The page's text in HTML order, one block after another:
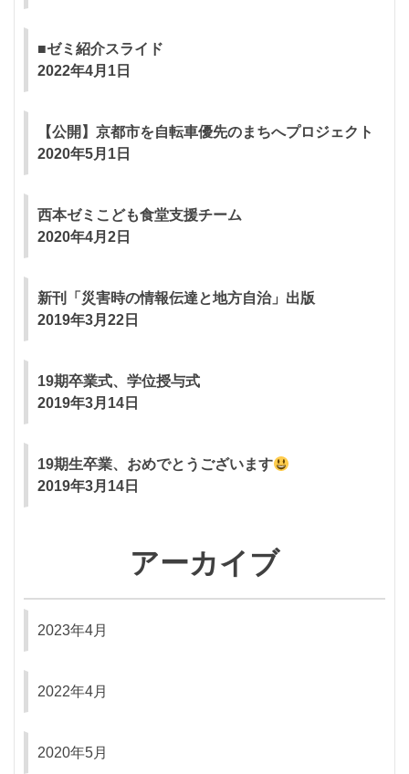
■ゼミ紹介スライド
2022年4月1日
【公開】京都市を自転車優先のまちへプロジェクト
2020年5月1日
西本ゼミこども食堂支援チーム
2020年4月2日
新刊「災害時の情報伝達と地方自治」出版
2019年3月22日
19期卒業式、学位授与式
2019年3月14日
19期生卒業、おめでとうございます
2019年3月14日
アーカイブ
2023年4月
2022年4月
2020年5月